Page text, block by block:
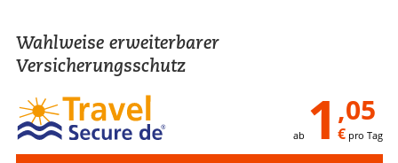
Wahlweise erweiterbarer
Versicherungsschutz
ab 1 ,05
€pro Tag